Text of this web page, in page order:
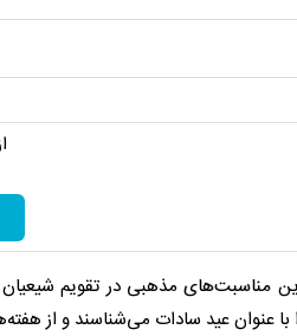
مناسبت‌های مذهبی در تقویم
عنوان عید سادات می‌شناسند و از